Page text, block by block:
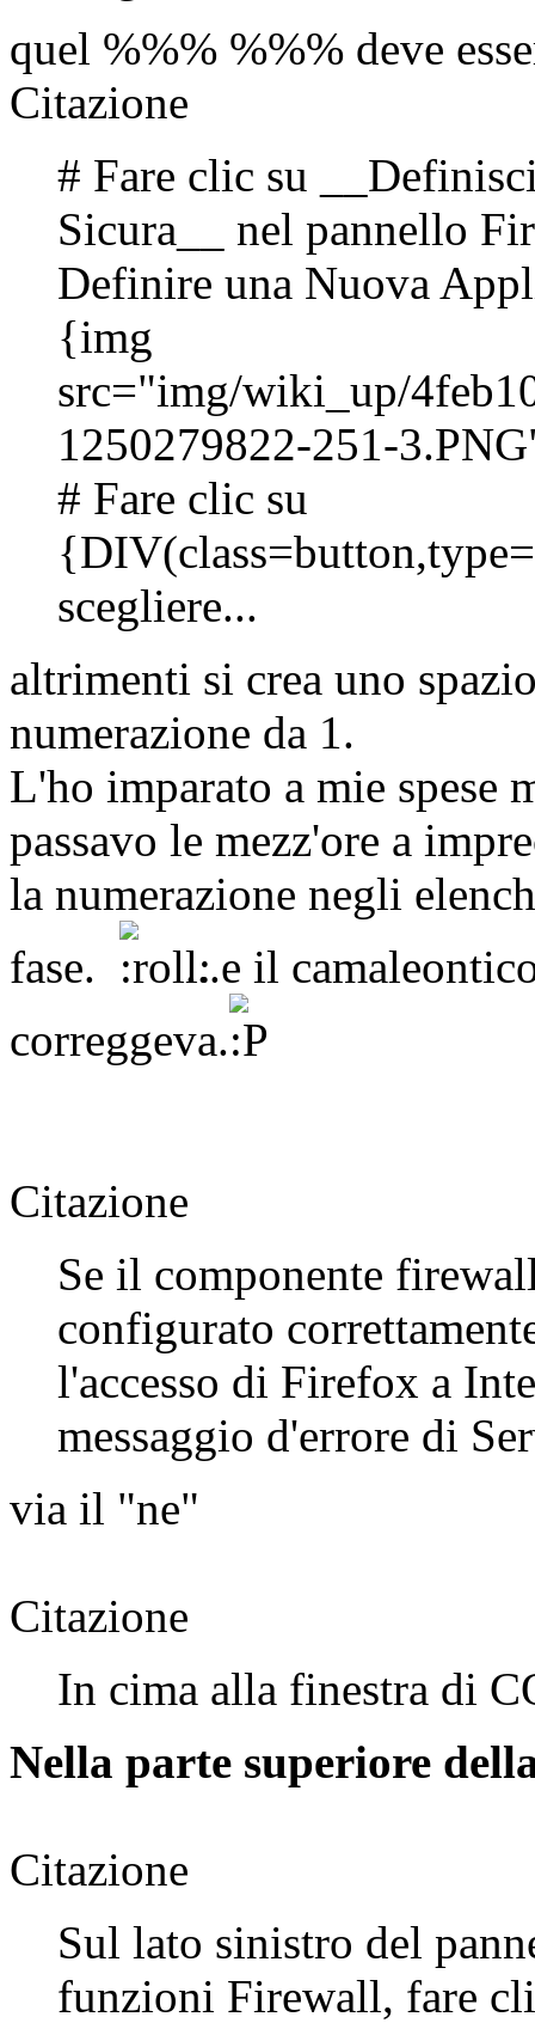
quel %%% %%% deve
Citazione
# Fare clic su
Sicura__ nel pannello
Definire una Nuova
{img
src="img/wiki_up/
1250279822-251-
# Fare clic su
scegliere...
altrimenti si crea uno
numerazione da 1.
L'ho imparato a mie spese
passavo le mezz'ore a
la numerazione negli
fase.
...e il
correggeva.
Citazione
Se il componente
configurato
l'accesso di Firefox a
messaggio d'errore di
via il "ne"
Citazione
In cima alla finestra di
Nella parte superiore
Citazione
Sul lato sinistro del
funzioni Firewall, fare